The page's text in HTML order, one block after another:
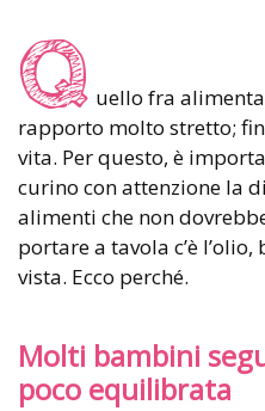
Q uello fra
rapporto molto stretto;
vita. Per questo, è
curino con attenzione la
alimenti che non
portare a tavola c’è
vista. Ecco perché.
Molti bambini
poco equilibrata